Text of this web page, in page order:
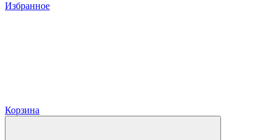
Избранное
Корзина